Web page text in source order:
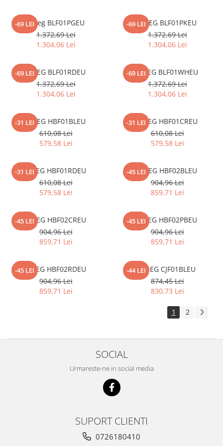
Mixte
Plite cu hota integrata
-69 LEISmeg BLF01PGEU
1.372,69 Lei
1.304,06 Lei
-69 LEISMEG BLF01PKEU
1.372,69 Lei
1.304,06 Lei
-69 LEISMEG BLF01RDEU
1.372,69 Lei
1.304,06 Lei
-69 LEISMEG BLF01WHEU
1.372,69 Lei
1.304,06 Lei
-31 LEISMEG HBF01BLEU
610,08 Lei
579,58 Lei
-31 LEISMEG HBF01CREU
610,08 Lei
579,58 Lei
-31 LEISMEG HBF01RDEU
610,08 Lei
579,58 Lei
-45 LEISMEG HBF02BLEU
904,96 Lei
859,71 Lei
-45 LEISMEG HBF02CREU
904,96 Lei
859,71 Lei
-45 LEISMEG HBF02PBEU
904,96 Lei
859,71 Lei
-45 LEISMEG HBF02RDEU
904,96 Lei
859,71 Lei
-44 LEISMEG CJF01BLEU
874,45 Lei
830,73 Lei
1 2
SOCIAL
Urmareste-ne in social media
SUPORT CLIENTI
0726180410